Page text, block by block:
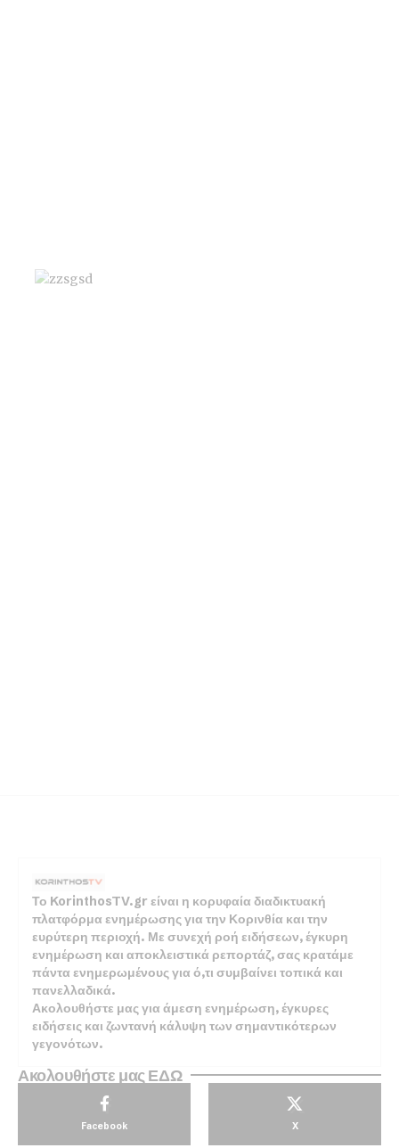
Το KorinthosTV.gr είναι η κορυφαία διαδικτυακή
πλατφόρμα ενημέρωσης για την Κορινθία και την
ευρύτερη περιοχή. Με συνεχή ροή ειδήσεων, έγκυρη
ενημέρωση και αποκλειστικά ρεπορτάζ, σας κρατάμε
πάντα ενημερωμένους για ό,τι συμβαίνει τοπικά και
πανελλαδικά.
Ακολουθήστε μας για άμεση ενημέρωση, έγκυρες
ειδήσεις και ζωντανή κάλυψη των σημαντικότερων
γεγονότων.
Ακολουθήστε μας ΕΔΩ
Facebook X